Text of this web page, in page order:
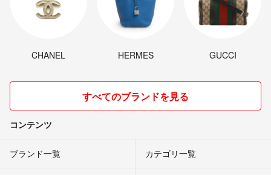
CHANEL HERMES GUCCI
すべてのブランドを見る
コンテンツ
ブランド一覧 カテゴリ一覧